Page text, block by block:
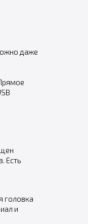
даже
Есть
головка
и